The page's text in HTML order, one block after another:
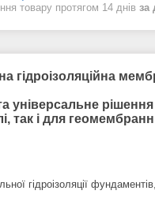
товару протягом 14 днів за
гідроізоляційна
універсальне
так і для
гідроізоляції